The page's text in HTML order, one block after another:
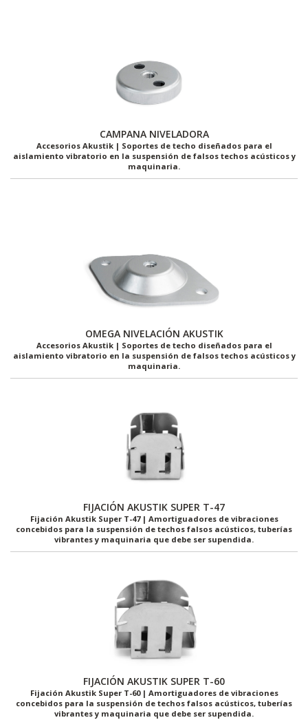
CAMPANA NIVELADORA
Accesorios Akustik | Soportes de techo diseñados para el
aislamiento vibratorio en la suspensión de falsos techos acústicos y
maquinaria.
OMEGA NIVELACIÓN AKUSTIK
Accesorios Akustik | Soportes de techo diseñados para el
aislamiento vibratorio en la suspensión de falsos techos acústicos y
maquinaria.
FIJACIÓN AKUSTIK SUPER T-47
Fijación Akustik Super T-47 | Amortiguadores de vibraciones
concebidos para la suspensión de techos falsos acústicos, tuberías
vibrantes y maquinaria que debe ser supendida.
FIJACIÓN AKUSTIK SUPER T-60
Fijación Akustik Super T-60 | Amortiguadores de vibraciones
concebidos para la suspensión de techos falsos acústicos, tuberías
vibrantes y maquinaria que debe ser supendida.